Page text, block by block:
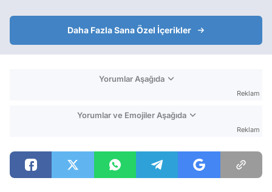
Daha Fazla Sana Özel İçerikler
Yorumlar Aşağıda
Reklam
Yorumlar ve Emojiler Aşağıda
Reklam